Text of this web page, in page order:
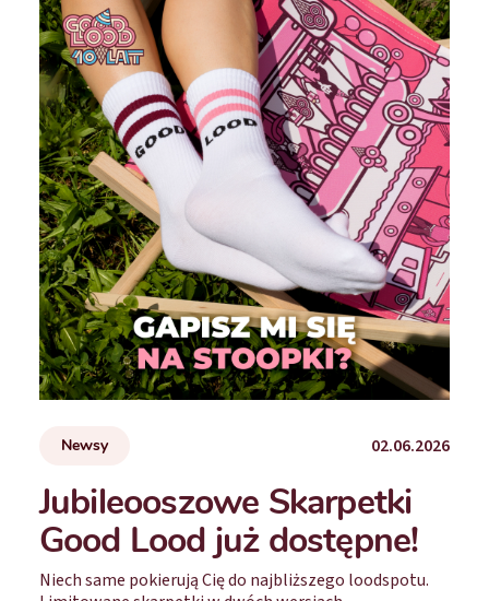
Newsy 02.06.2026
Jubileooszowe Skarpetki
Good Lood już dostępne!
Niech same pokierują Cię do najbliższego loodspotu.